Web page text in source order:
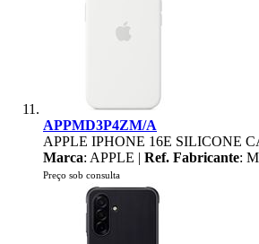
APPMD3P4ZM/A
APPLE IPHONE 16E SILICONE
Marca: APPLE | Ref. Fabricante:
Preço sob consulta